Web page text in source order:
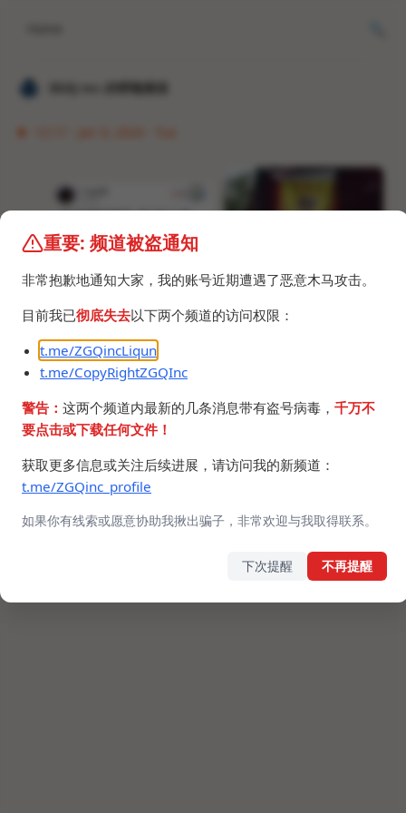
𝐙𝐆𝐐 ɪɴᴄ.的唠嗑频道
还好我纯二次元，对三次元实体不感兴趣。
重要: 频道被盗通知
非常抱歉地通知大家，我的账号近期遭遇了恶意木马攻击。
目前我已彻底失去以下两个频道的访问权限：
t.me/ZGQincLiqun
t.me/CopyRightZGQInc
警告： 这两个频道内最新的几条消息带有盗号病毒， 千万不
要点击或下载任何文件！
获取更多信息或关注后续进展，请访问我的新频道：
t.me/ZGQinc_profile
如果你有线索或愿意协助我揪出骗子，非常欢迎与我取得联系。
下次提醒 不再提醒